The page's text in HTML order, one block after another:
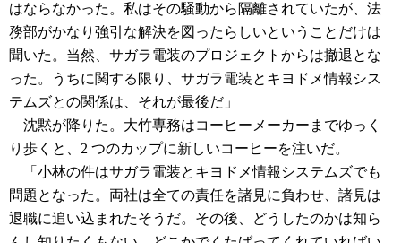
はならなかった。私はその騒動から隔離されていたが、法
務部がかなり強引な解決を図ったらしいということだけは
聞いた。当然、サガラ電装のプロジェクトからは撤退とな
った。うちに関する限り、サガラ電装とキヨドメ情報シス
テムズとの関係は、それが最後だ」
沈黙が降りた。大竹専務はコーヒーメーカーまでゆっく
り歩くと、2 つのカップに新しいコーヒーを注いだ。
「小林の件はサガラ電装とキヨドメ情報システムズでも
問題となった。両社は全ての責任を諸見に負わせ、諸見は
退職に追い込まれたそうだ。その後、どうしたのかは知ら